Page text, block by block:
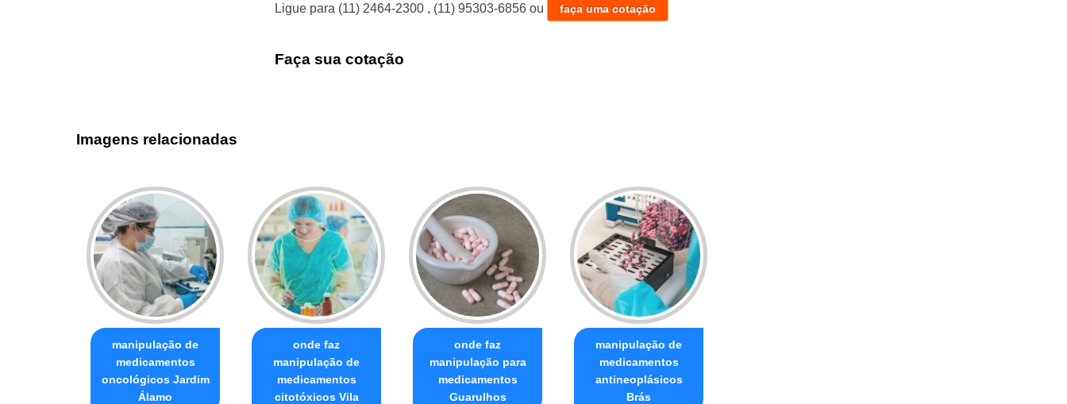
Ligue para (11) 2464-2300 , (11) 95303-6856 ou faça uma cotação
Faça sua cotação
Imagens relacionadas
manipulação de
medicamentos
oncológicos Jardim
Álamo
onde faz
manipulação de
medicamentos
citotóxicos Vila
onde faz
manipulação para
medicamentos
Guarulhos
manipulação de
medicamentos
antineoplásicos
Brás